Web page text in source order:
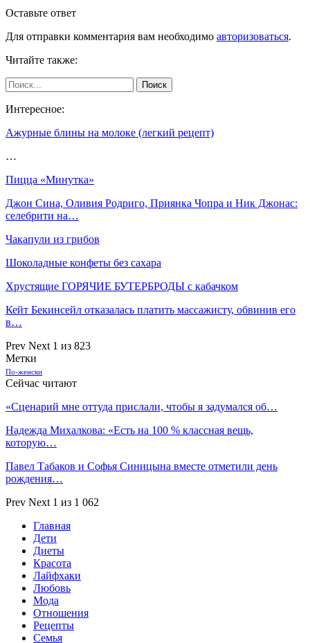
Оставьте ответ
Для отправки комментария вам необходимо авторизоваться.
Читайте также:
Интересное:
Ажурные блины на молоке (легкий рецепт)
…
Пицца «Минутка»
Джон Сина, Оливия Родриго, Приянка Чопра и Ник Джонас:
селебрити на…
Чакапули из грибов
Шоколадные конфеты без сахара
Хрустящие ГОРЯЧИЕ БУТЕРБРОДЫ с кабачком
Кейт Бекинсейл отказалась платить массажисту, обвинив его
в…
Prev Next 1 из 823
Метки
По-женски
Сейчас читают
«Сценарий мне оттуда прислали, чтобы я задумался об…
Надежда Михалкова: «Есть на 100 % классная вещь,
которую…
Павел Табаков и Софья Синицына вместе отметили день
рождения…
Prev Next 1 из 1 062
Главная
Дети
Диеты
Красота
Лайфхаки
Любовь
Мода
Отношения
Рецепты
Семья